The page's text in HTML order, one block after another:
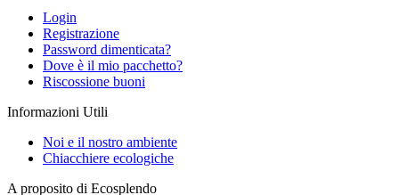
Login
Registrazione
Password dimenticata?
Dove è il mio pacchetto?
Riscossione buoni
Informazioni Utili
Noi e il nostro ambiente
Chiacchiere ecologiche
A proposito di Ecosplendo